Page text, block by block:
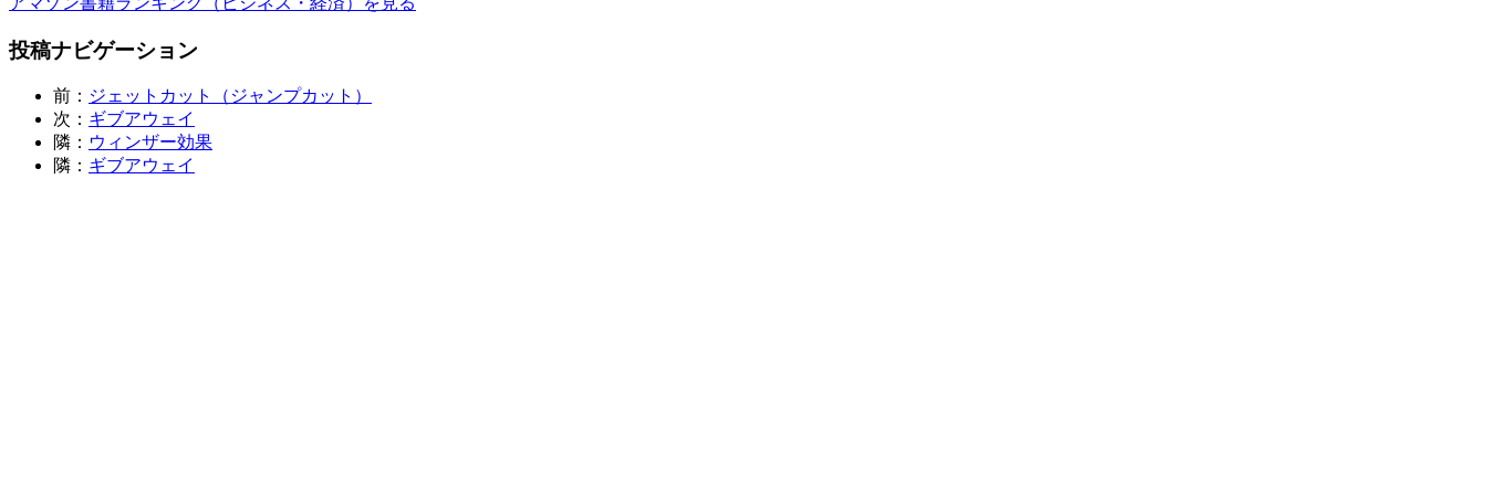
投稿ナビゲーション
前： ジェットカット（ジャンプカット）
次： ギブアウェイ
隣： ウィンザー効果
隣： ギブアウェイ